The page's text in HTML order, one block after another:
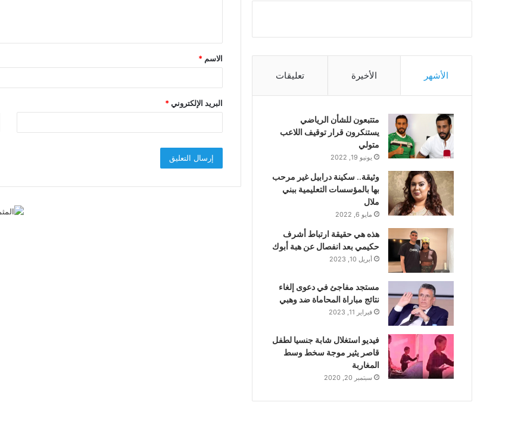
ق
*
الاسم *
البريد الإلكتروني*
الأشهر الأخيرة تعليقات
متتبعون للشأن الرياضي
يستنكرون قرار توقيف اللاعب
متولي
يونيو 19, 2022
وثيقة.. سكينة درابيل غير مرحب
بها بالمؤسسات التعليمية ببني
ملال
مايو 6, 2022
هذه هي حقيقة ارتباط أشرف
حكيمي بعد انفصال عن هبة أبوك
أبريل 10, 2023
مستجد مفاجئ في دعوى إلغاء
نتائج مباراة المحاماة ضد وهبي
فبراير 11, 2023
فيديو استغلال شابة جنسيا لطفل
قاصر يثير موجة سخط وسط
المغاربة
سبتمبر 20, 2020